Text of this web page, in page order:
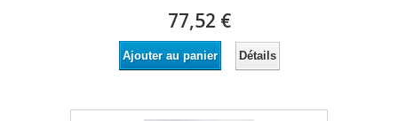
77,52 €
Ajouter au panier Détails